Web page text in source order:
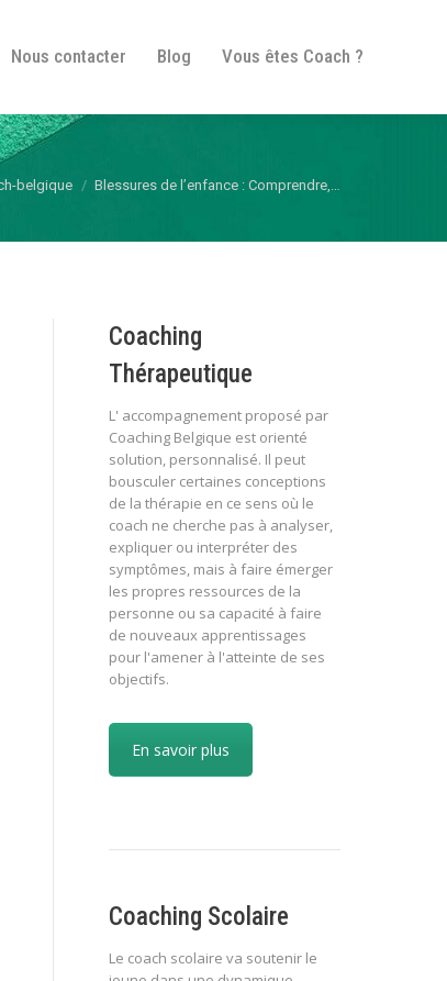
Nous contacter Blog Vous êtes Coach ?
belgique Blessures de l’enfance : Comprendre,…
Coaching
Thérapeutique
L' accompagnement proposé par
Coaching Belgique est orienté
solution, personnalisé. Il peut
bousculer certaines conceptions
de la thérapie en ce sens où le
coach ne cherche pas à analyser,
expliquer ou interpréter des
symptômes, mais à faire émerger
les propres ressources de la
personne ou sa capacité à faire
de nouveaux apprentissages
pour l'amener à l'atteinte de ses
objectifs.
En savoir plus
Coaching Scolaire
Le coach scolaire va soutenir le